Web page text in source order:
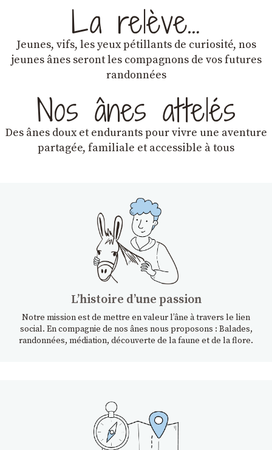
La relève…
Jeunes, vifs, les yeux pétillants de curiosité, nos
jeunes ânes seront les compagnons de vos futures
randonnées
Nos ânes attelés
Des ânes doux et endurantspour vivre une aventure
partagée, familiale et accessible à tous
Lʼhistoire dʼune passion
Notre mission est de mettre en valeur l’âne à travers le lien
social. En compagnie de nos ânes nous proposons : Balades,
randonnées, médiation, découverte de la faune et de la flore.